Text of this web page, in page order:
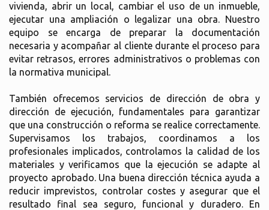
vivienda, abrir un local, cambiar el uso de un inmueble,
ejecutar una ampliación o legalizar una obra. Nuestro
equipo se encarga de preparar la documentación
necesaria y acompañar al cliente durante el proceso para
evitar retrasos, errores administrativos o problemas con
la normativa municipal.
También ofrecemos servicios de dirección de obra y
dirección de ejecución, fundamentales para garantizar
que una construcción o reforma se realice correctamente.
Supervisamos los trabajos, coordinamos a los
profesionales implicados, controlamos la calidad de los
materiales y verificamos que la ejecución se adapte al
proyecto aprobado. Una buena dirección técnica ayuda a
reducir imprevistos, controlar costes y asegurar que el
resultado final sea seguro, funcional y duradero. En